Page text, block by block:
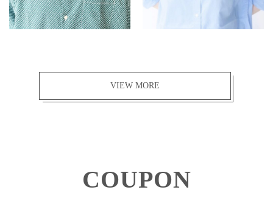
VIEW MORE
COUPON